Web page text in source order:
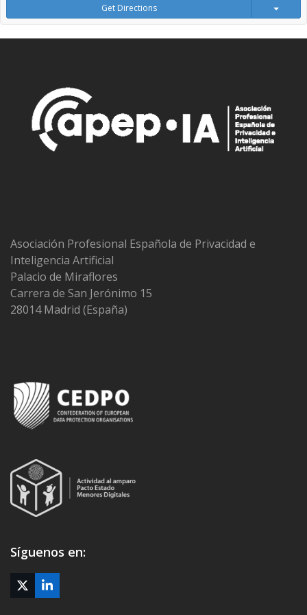
Get Directions
Asociación Profesional Española de Privacidad e
Inteligencia Artificial
Palacio de Miraflores
Carrera de San Jerónimo 15
28014 Madrid (España)
Síguenos en:
Twitter
(deprecated)
LinkedIn